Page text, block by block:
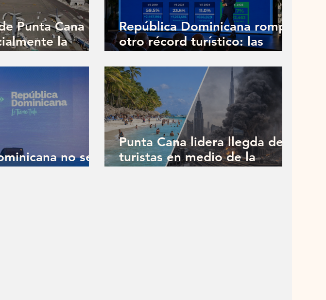
Punta Cana
la
República Dominicana rompe
otro récord turístico: las
éxito
no se
Punta Cana lidera llegda de
turistas en medio de la